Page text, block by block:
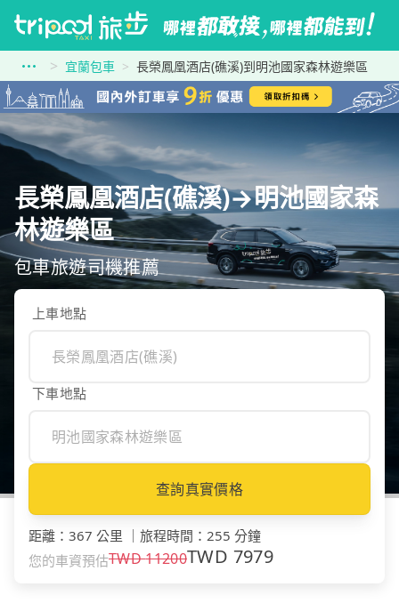
宜蘭包車 長榮鳳凰酒店(礁溪)到明池國家森林遊樂區
長榮鳳凰酒店(礁溪)→明池國家森
林遊樂區
包車旅遊司機推薦
上車地點
下車地點
查詢真實價格
距離 ： 367 公里 旅程時間 ： 255 分鐘
您的車資預估TWD11200TWD 7979